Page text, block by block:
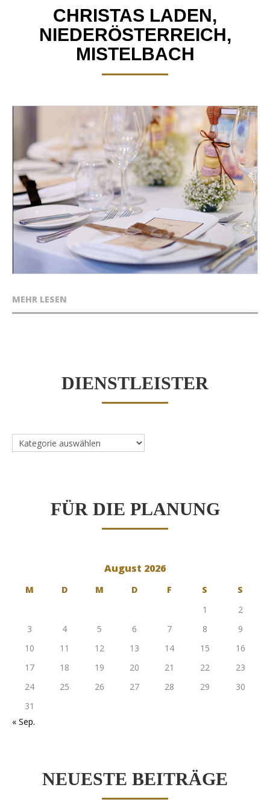
CHRISTAS LADEN,
NIEDERÖSTERREICH,
MISTELBACH
MEHR LESEN
DIENSTLEISTER
Dienstleister
FÜR DIE PLANUNG
August 2026
M D M D F S
S
1
2
3
4 5 6 7 8
9
10
11 12 13 14 15
16
17
18 19 20 21 22
23
24
25 26 27 28 29
30
31
« Sep.
NEUESTE BEITRÄGE